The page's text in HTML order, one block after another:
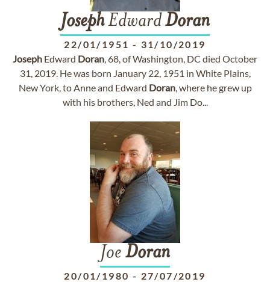
JosephEdwardDoran
22/01/1951 - 31/10/2019
Joseph Edward Doran, 68, of Washington, DC died October
31, 2019. He was born January 22, 1951 in White Plains,
New York, to Anne and Edward Doran, where he grew up
with his brothers, Ned and Jim Do...
Joe Doran
20/01/1980 - 27/07/2019